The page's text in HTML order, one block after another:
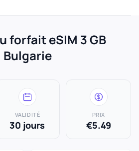
forfait eSIM 3 GB
Bulgarie
VALIDITÉ
30 jours
PRIX
€5.49